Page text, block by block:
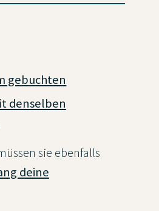
gebuchten
denselben
sie ebenfalls
deine